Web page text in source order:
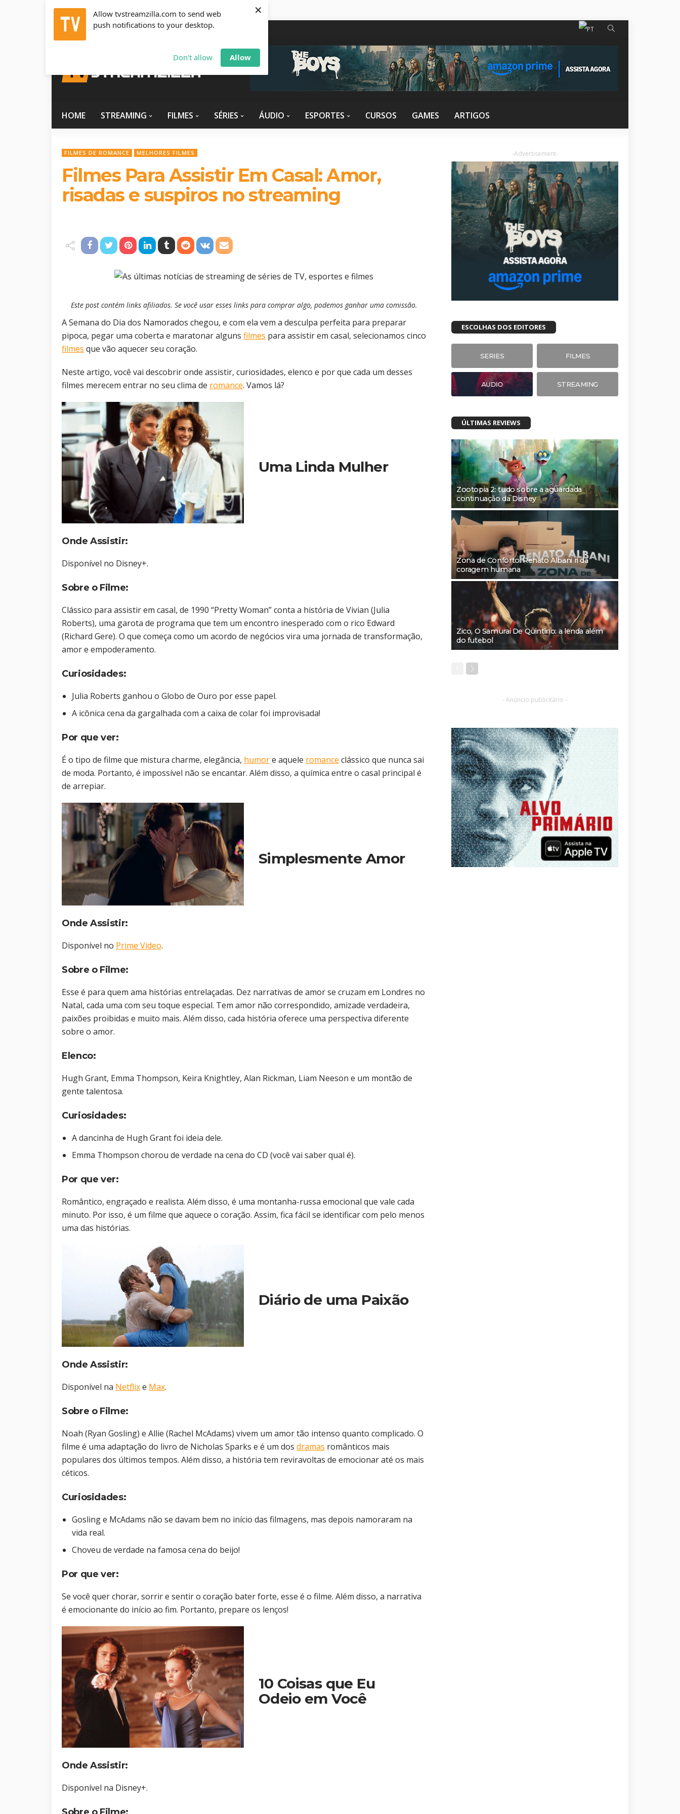
Allow tvstreamzilla.com to send web
push notifications to your desktop.
Don't allow Allow
×
Quinta-Feira, Agosto 6, 2026 info@tvstreamzilla.com
HOME STREAMING FILMES SÉRIES ÁUDIO ESPORTES CURSOS GAMES ARTIGOS
FILMES DE ROMANCE MELHORES FILMES
Filmes Para Assistir Em Casal​: Amor,
risadas e suspiros no streaming
Este post contém links afiliados. Se você usar esses links para comprar algo, podemos ganhar uma comissão.
A Semana do Dia dos Namorados chegou, e com ela vem a desculpa perfeita para preparar
pipoca, pegar uma coberta e maratonar alguns filmes para assistir em casal​, selecionamos cinco
filmes que vão aquecer seu coração.
Neste artigo, você vai descobrir onde assistir, curiosidades, elenco e por que cada um desses
filmes merecem entrar no seu clima de romance. Vamos lá?
Uma Linda Mulher
Onde Assistir:
Disponível no Disney+.
Sobre o Filme:
Clássico para assistir em casal​, de 1990 “Pretty Woman” conta a história de Vivian (Julia
Roberts), uma garota de programa que tem um encontro inesperado com o rico Edward
(Richard Gere). O que começa como um acordo de negócios vira uma jornada de transformação,
amor e empoderamento.
Curiosidades:
Julia Roberts ganhou o Globo de Ouro por esse papel.
A icônica cena da gargalhada com a caixa de colar foi improvisada!
Por que ver:
É o tipo de filme que mistura charme, elegância, humore aquele romance clássico que nunca sai
de moda. Portanto, é impossível não se encantar. Além disso, a química entre o casal principal é
de arrepiar.
Simplesmente Amor
Onde Assistir:
Disponível no Prime Video.
Sobre o Filme:
Esse é para quem ama histórias entrelaçadas. Dez narrativas de amor se cruzam em Londres no
Natal, cada uma com seu toque especial. Tem amor não correspondido, amizade verdadeira,
paixões proibidas e muito mais. Além disso, cada história oferece uma perspectiva diferente
sobre o amor.
Elenco:
Hugh Grant, Emma Thompson, Keira Knightley, Alan Rickman, Liam Neeson e um montão de
gente talentosa.
Curiosidades:
A dancinha de Hugh Grant foi ideia dele.
Emma Thompson chorou de verdade na cena do CD (você vai saber qual é).
Por que ver:
Romântico, engraçado e realista. Além disso, é uma montanha-russa emocional que vale cada
minuto. Por isso, é um filme que aquece o coração. Assim, fica fácil se identificar com pelo menos
uma das histórias.
Diário de uma Paixão
Onde Assistir:
Disponível na Netflixe Max.
Sobre o Filme:
Noah (Ryan Gosling) e Allie (Rachel McAdams) vivem um amor tão intenso quanto complicado. O
filme é uma adaptação do livro de Nicholas Sparks e é um dos dramas românticos mais
populares dos últimos tempos. Além disso, a história tem reviravoltas de emocionar até os mais
céticos.
Curiosidades:
Gosling e McAdams não se davam bem no início das filmagens, mas depois namoraram na
vida real.
Choveu de verdade na famosa cena do beijo!
Por que ver:
Se você quer chorar, sorrir e sentir o coração bater forte, esse é o filme. Além disso, a narrativa
é emocionante do início ao fim. Portanto, prepare os lenços!
10 Coisas que Eu
Odeio em Você
Onde Assistir:
Disponível na Disney+.
-Advertisement-
ESCOLHAS DOS EDITORES
SERIES FILMES
AUDIO STREAMING
ÚLTIMAS REVIEWS
Zootopia 2: tudo sobre a aguardada
continuação da Disney
Zona de Conforto: Renato Albani ri da
coragem humana
Zico, O Samurai De Quintino: a lenda além
do futebol
- Anúncio publicitário -